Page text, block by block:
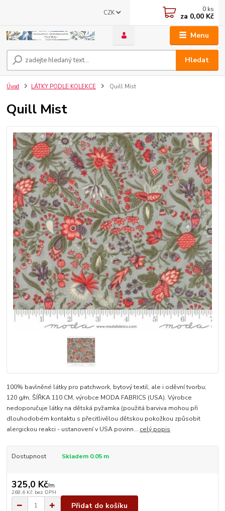
Menu
CZK
Hledat
0 ks
za 0,00 Kč
Úvod LÁTKY PODLE KOLEKCE Quill Mist
Quill Mist
100% bavlněné látky pro patchwork, bytový textil, ale i oděvní tvorbu;
120 g/m, ŠÍŘKA 110 CM, výrobce MODA FABRICS (USA). Výrobce
nedoporučuje látky na dětská pyžamka (použitá barviva mohou při
dlouhodobém kontaktu s přecitlivělou dětskou pokožkou způsobit
alergickou reakci - ustanovení v USA povinn... celý popis
Dostupnost Skladem 0.05 m
325,0 Kč/m
268,6 Kč bez DPH
Přidat do košíku